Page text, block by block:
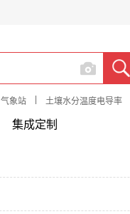
气象站 土壤水分温度电导率
集成定制